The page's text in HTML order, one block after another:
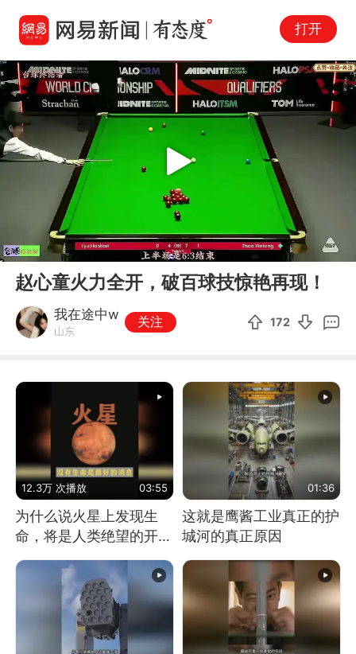
打开
00:00 04:53
Play
赵心童火力全开，破百球技惊艳再现！
我在途中w
山东
关注 172
12.3万 次播放 03:55
为什么说火星上发现生
命，将是人类绝望的开
始？
01:36
这就是鹰酱工业真正的护
城河的真正原因